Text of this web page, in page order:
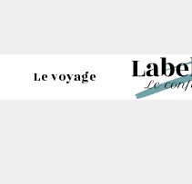
Le voyage